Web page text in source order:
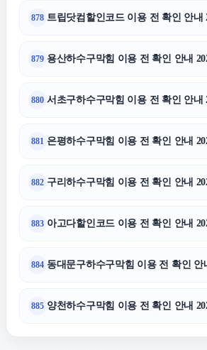
878 트립닷컴할인코드 이용 전 확인 안내
879 용산하수구막힘 이용 전 확인 안내
880 서초구하수구막힘 이용 전 확인 안내
881 은평하수구막힘 이용 전 확인 안내
882 구리하수구막힘 이용 전 확인 안내
883 아고다할인코드 이용 전 확인 안내
884 동대문구하수구막힘 이용 전 확인 안
885 양천하수구막힘 이용 전 확인 안내